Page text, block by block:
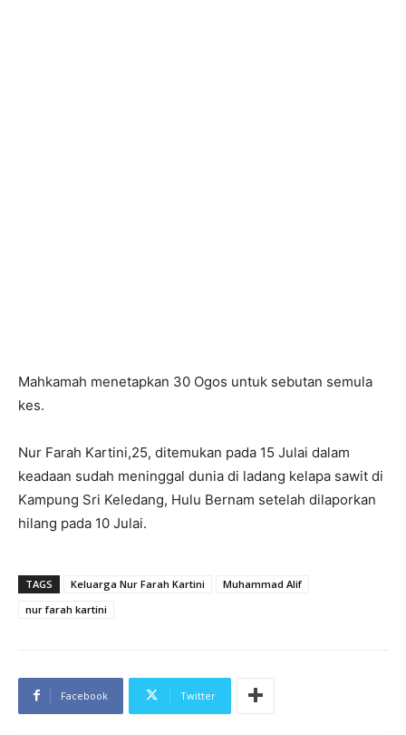
Mahkamah menetapkan 30 Ogos untuk sebutan semula
kes.
Nur Farah Kartini,25, ditemukan pada 15 Julai dalam
keadaan sudah meninggal dunia di ladang kelapa sawit di
Kampung Sri Keledang, Hulu Bernam setelah dilaporkan
hilang pada 10 Julai.
TAGS Keluarga Nur Farah Kartini
Muhammad Alif
nur farah kartini
Facebook Twitter